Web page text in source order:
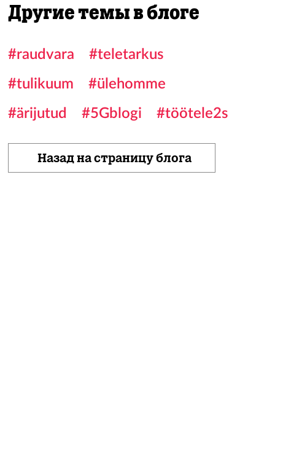
Другие темы в блоге
#raudvara
#teletarkus
#tulikuum
#ülehomme
#ärijutud
#5Gblogi #töötele2s
Назад на страницу блога